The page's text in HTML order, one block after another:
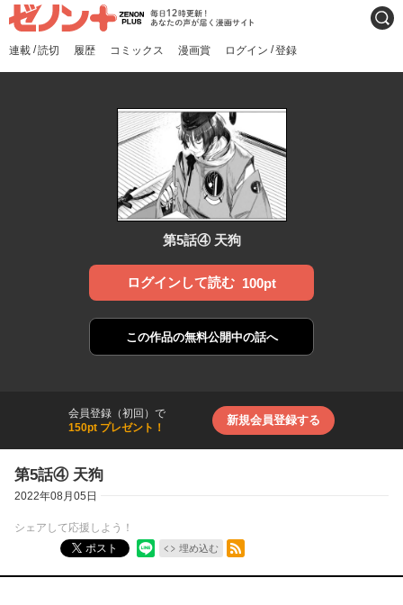
ゼノンプラス
毎日12時更新！あなたの声
が届く漫画サイト
連載 /読切 履歴 コミックス 漫画賞 ログイン /登録
検索
第5話④ 天狗
ログインして読む 100pt
この作品の無料公開中の話へ
会員登録（初回）で
150pt プレゼント！
新規会員登録する
第5話④ 天狗
2022年08月05日
シェアして応援しよう！
ポスト
埋め込む
RSSフィード